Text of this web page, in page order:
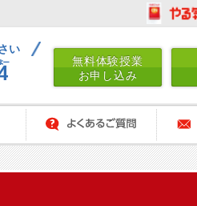
い
無料体験授業
お申し込み
よくあるご質問 お問い